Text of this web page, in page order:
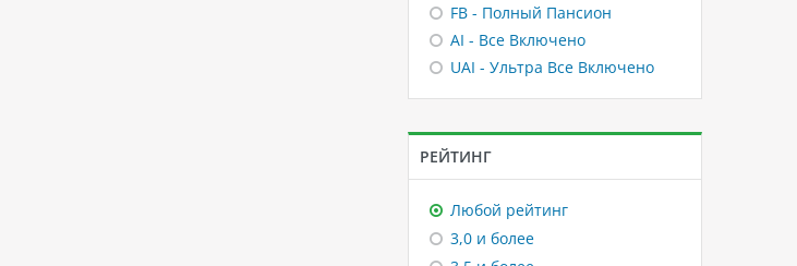
FB - Полный Пансион
AI - Все Включено
UAI - Ультра Все Включено
РЕЙТИНГ
Любой рейтинг
3,0 и более